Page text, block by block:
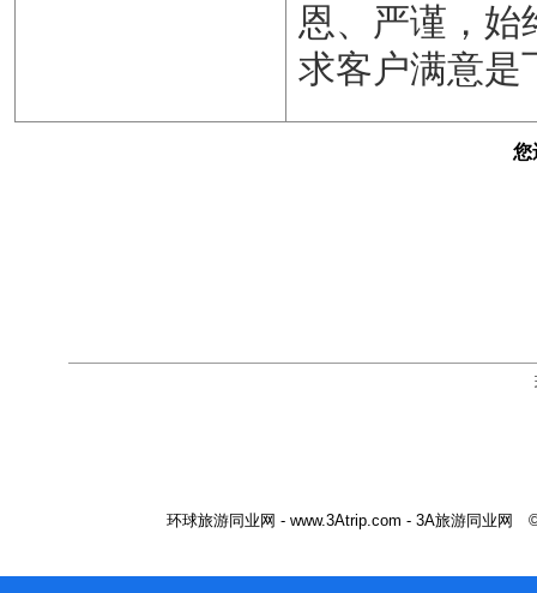
恩、严谨，始
求客户满意是
环球旅游同业网 - www.3Atrip.com - 3A旅游同业